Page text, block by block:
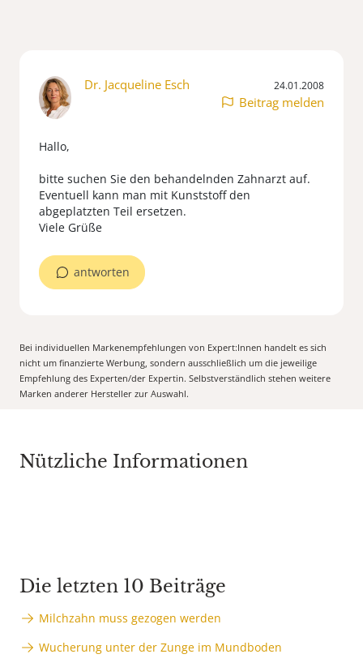
Dr. Jacqueline Esch 24.01.2008
Beitrag melden
Hallo,
bitte suchen Sie den behandelnden Zahnarzt auf.
Eventuell kann man mit Kunststoff den
abgeplatzten Teil ersetzen.
Viele Grüße
antworten
Bei individuellen Markenempfehlungen von Expert:Innen handelt es sich
nicht um finanzierte Werbung, sondern ausschließlich um die jeweilige
Empfehlung des Experten/der Expertin. Selbstverständlich stehen weitere
Marken anderer Hersteller zur Auswahl.
Nützliche Informationen
Die letzten 10 Beiträge
Milchzahn muss gezogen werden
Wucherung unter der Zunge im Mundboden